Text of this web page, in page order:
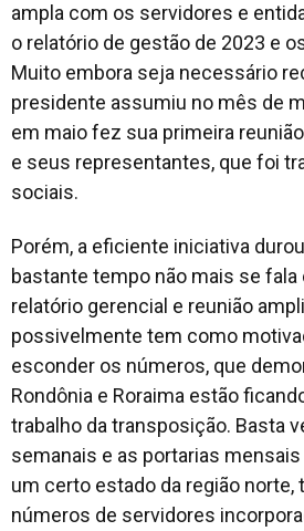
ampla com os servidores e
o relatório de gestão de 2023 e
Muito embora seja necessário
presidente assumiu no mês de
em maio fez sua primeira
e seus representantes, que foi
sociais.
Porém, a eficiente iniciativa
bastante tempo não mais se
relatório gerencial e reunião
possivelmente tem como
esconder os números, que
Rondônia e Roraima estão
trabalho da transposição. Basta
semanais e as portarias
um certo estado da região norte,
números de servidores